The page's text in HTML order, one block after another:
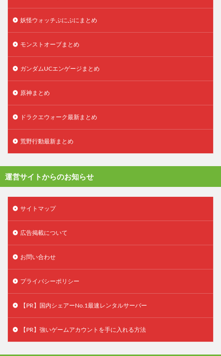
妖怪ウォッチぷにぷにまとめ
モンストオーブまとめ
ガンダムUCエンゲージまとめ
原神まとめ
ドラクエウォーク最新まとめ
荒野行動最新まとめ
運営サイトからのお知らせ
サイトマップ
広告掲載について
お問い合わせ
プライバシーポリシー
【PR】国内シェアーNo.1最速レンタルサーバー
【PR】強いゲームアカウントを手に入れる方法